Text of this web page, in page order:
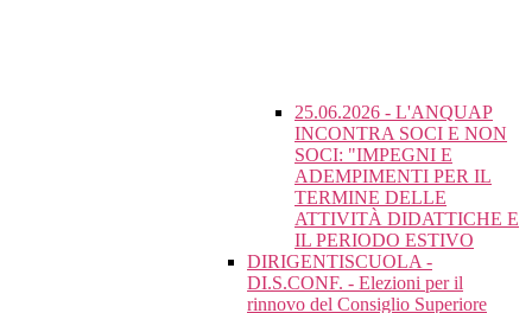
25.06.2026 - L'ANQUAP
INCONTRA SOCI E NON
SOCI: "IMPEGNI E
ADEMPIMENTI PER IL
TERMINE DELLE
ATTIVITÀ DIDATTICHE E
IL PERIODO ESTIVO
DIRIGENTISCUOLA -
DI.S.CONF. - Elezioni per il
rinnovo del Consiglio Superiore